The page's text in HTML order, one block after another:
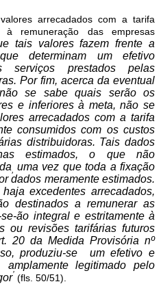
arrecadados com a tarifa
à remuneração das empresas
tais valores fazem frente a
determinam um efetivo
prestados pelas
Por fim, acerca da eventual
se sabe quais serão os
e inferiores à meta, não se
arrecadados com a tarifa
consumidos com os custos
distribuidoras. Tais dados
estimados, o que não
, uma vez que toda a fixação
dados meramente estimados.
excedentes arrecadados,
destinados a remunerar as
ão integral e estritamente à
ou revisões tarifárias futuros
20 da Medida Provisória nº
produziu-se um efetivo e
legitimado pelo
’ (fls. 50/51).